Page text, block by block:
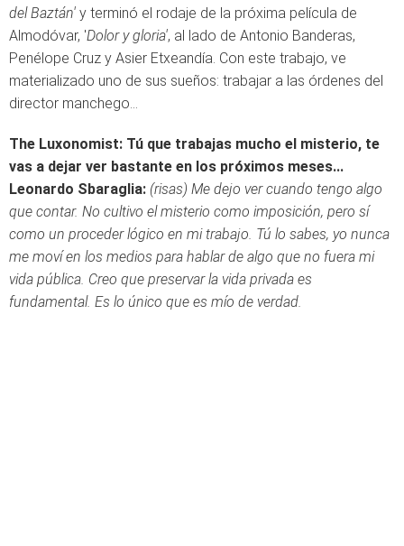
del Baztán' y terminó el rodaje de la próxima película de
Almodóvar, 'Dolor y gloria', al lado de Antonio Banderas,
Penélope Cruz y Asier Etxeandía. Con este trabajo, ve
materializado uno de sus sueños: trabajar a las órdenes del
director manchego...
The Luxonomist: Tú que trabajas mucho el misterio, te
vas a dejar ver bastante en los próximos meses...
Leonardo Sbaraglia: (risas) Me dejo ver cuando tengo algo
que contar. No cultivo el misterio como imposición, pero sí
como un proceder lógico en mi trabajo. Tú lo sabes, yo nunca
me moví en los medios para hablar de algo que no fuera mi
vida pública. Creo que preservar la vida privada es
fundamental. Es lo único que es mío de verdad.